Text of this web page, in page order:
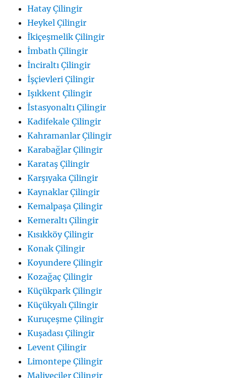
Hatay Çilingir
Heykel Çilingir
İkiçeşmelik Çilingir
İmbatlı Çilingir
İnciraltı Çilingir
İşçievleri Çilingir
Işıkkent Çilingir
İstasyonaltı Çilingir
Kadifekale Çilingir
Kahramanlar Çilingir
Karabağlar Çilingir
Karataş Çilingir
Karşıyaka Çilingir
Kaynaklar Çilingir
Kemalpaşa Çilingir
Kemeraltı Çilingir
Kısıkköy Çilingir
Konak Çilingir
Koyundere Çilingir
Kozağaç Çilingir
Küçükpark Çilingir
Küçükyalı Çilingir
Kuruçeşme Çilingir
Kuşadası Çilingir
Levent Çilingir
Limontepe Çilingir
Maliyeciler Çilingir